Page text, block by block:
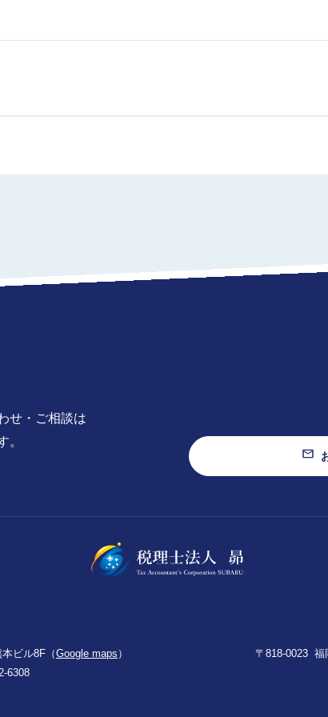
せ・ご相談は
。
ビル8F（Google maps ）
6308
〒818-0023 福